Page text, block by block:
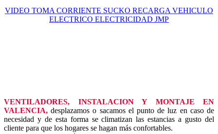
VIDEO TOMA CORRIENTE SUCKO RECARGA VEHICULO
ELECTRICO ELECTRICIDAD JMP
VENTILADORES, INSTALACION Y MONTAJE EN
VALENCIA, desplazamos o sacamos el punto de luz en caso de
necesidad y de esta forma se climatizan las estancias a gusto del
cliente para que los hogares se hagan más confortables.